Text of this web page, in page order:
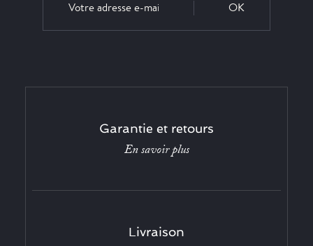
OK
Garantie et retours
En savoir plus
Livraison